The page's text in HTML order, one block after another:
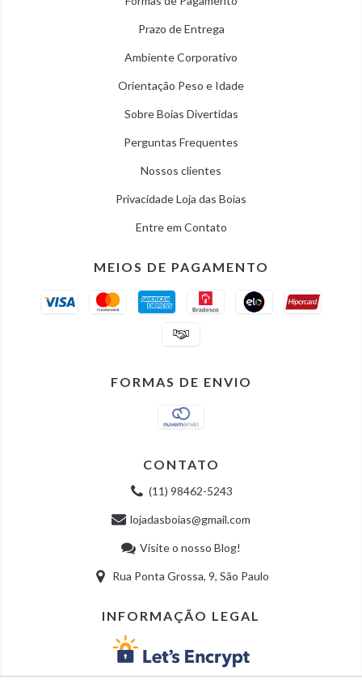
Prazo de Entrega
Ambiente Corporativo
Orientação Peso e Idade
Sobre Boias Divertidas
Perguntas Frequentes
Nossos clientes
Privacidade Loja das Boias
Entre em Contato
MEIOS DE PAGAMENTO
FORMAS DE ENVIO
CONTATO
(11) 98462-5243
lojadasboias@gmail.com
Visite o nosso Blog!
Rua Ponta Grossa, 9, São Paulo
INFORMAÇÃO LEGAL